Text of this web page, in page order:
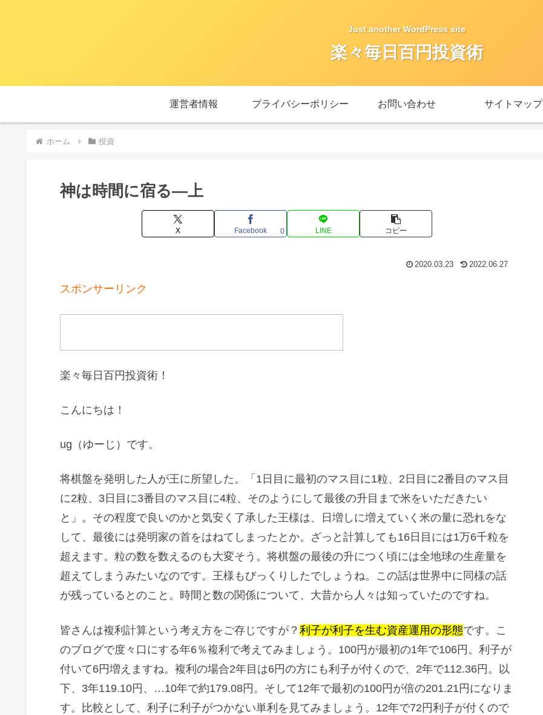
Just another WordPress site
楽々毎日百円投資術
運営者情報 プライバシーポリシー お問い合わせ サイトマップ
ホーム 投資
神は時間に宿る―上
X Facebook 0 LINE コピー
2020.03.23 2022.06.27
スポンサーリンク
楽々毎日百円投資術！
こんにちは！
ug（ゆーじ）です。
将棋盤を発明した人が王に所望した。「1日目に最初のマス目に1粒、2日目に2番目のマス目
に2粒、3日目に3番目のマス目に4粒、そのようにして最後の升目まで米をいただきたい
と」。その程度で良いのかと気安く了承した王様は、日増しに増えていく米の量に恐れをな
して、最後には発明家の首をはねてしまったとか。ざっと計算しても16日目には1万6千粒を
超えます。粒の数を数えるのも大変そう。将棋盤の最後の升につく頃には全地球の生産量を
超えてしまうみたいなのです。王様もびっくりしたでしょうね。この話は世界中に同様の話
が残っているとのこと。時間と数の関係について、大昔から人々は知っていたのですね。
皆さんは複利計算という考え方をご存じですが？ 利子が利子を生む資産運用の形態です。こ
のブログで度々口にする年6％複利で考えてみましょう。100円が最初の1年で106円。利子が
付いて6円増えますね。複利の場合2年目は6円の方にも利子が付くので、2年で112.36円。以
下、3年119.10円、…10年で約179.08円。そして12年で最初の100円が倍の201.21円になりま
す。比較として、利子に利子がつかない単利を見てみましょう。12年で72円利子が付くので